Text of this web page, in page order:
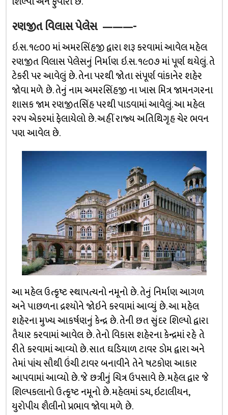
રણજીત વિલાસ પેલેસ ———-
ઇ.સ. ૧૯૦૦ માં અમરસિંહજી દ્વારા શરૂ કરવામાં આવેલ મહેલ
રણજીત વિલાસ પેલેસનું નિર્માણ ઇ.સ. ૧૯૦૭ માં પૂર્ણ થયેલું. તે
ટેકરી પર આવેલું છે. તેના પરથી જોતા સંપૂર્ણ વાંકાનેર શહેર
જોવા મળે છે. તેનું નામ અમરસિંહજી ના ખાસ મિત્ર જામનગરના
શાસક જામ રણજીતસિંહ પરથી પાડવામાં આવેલું. આ મહેલ
૨૨૫ એકરમાં ફેલાયેલો છે. અહીં રાજ્ય અતિથિગૃહ ચેર ભવન
પણ આવેલ છે.
આ મહેલ ઉત્‍કૃષ્‍ટ સ્‍થાપત્‍યનો નમૂનો છે. તેનું નિર્માણ આગળ
અને પાછળના દ્રશ્‍યોને જોઇને કરવામાં આવ્‍યું છે. આ મહેલ
શહેરના મુખ્‍ય આકર્ષણનું કેન્‍દ્ર છે. તેની છત સુંદર શિલ્‍પો દ્વારા
તૈયાર કરવામાં આવેલ છે. તેનો વિકાસ શહેરના કેન્‍દ્રમાં રહે તે
રીતે કરવામાં આવ્‍યો છે. સાત ઘડિયાળ ટાવર ડોમ દ્વારા અને
તેમાં પાંચ સૌથી ઉંચી ટાવર બનાવીને તેને ષટકોણ આકાર
આપવામાં આવ્‍યો છે. જે છત્રીનું ચિત્ર ઉપસાવે છે. મહેલ દ્વાર જે
શિલ્‍પકલાનો ઉત્‍કૃષ્‍ટ નમૂનો છે. મહેલમાં ડચ, ઇટાલીયન,
યુરોપીય શૈલીનો પ્રભાવ જોવા મળે છે.